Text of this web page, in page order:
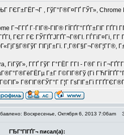
ГЄГ±ГЁГ¬Г , ГўГ°Г®Г¤ГҐ ГЎГ», Chrome
Г¬Г­ГҐ Г·ГІГ®-ГІГ® ГЇГҐГ°ГҐГ±ГІГ
ГЄГ ГЄ ГЎГҐГЈГҐГ¬Г®ГІ. ГЃГіГ¤Гі,
ГІГјГ±Гї. Г‚Г®Г§Г¬Г®Г¦Г­Г®,
ГіГўГ», Г­ГҐ ГўГ Г°ГЁГ Г­ГІ - Г®Г­ Гі
Г±Г Г©ГІГ®Гў (Гі
Г®ГІГ®ГЎГ°Г Г¦Г ГѕГІГ±Гї
Воскресенье, Октября 6, 2013 7:06am
ГЂГ°ГІГҐГ¬ писал(а):